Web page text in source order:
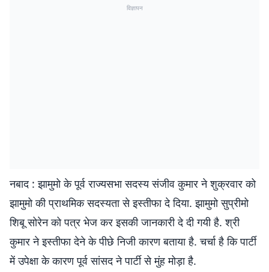
विज्ञापन
नबाद : झामुमो के पूर्व राज्यसभा सदस्य संजीव कुमार ने शुक्रवार को
झामुमो की प्राथमिक सदस्यता से इस्तीफा दे दिया. झामुमो सुप्रीमो
शिबू सोरेन को पत्र भेज कर इसकी जानकारी दे दी गयी है. श्री
कुमार ने इस्तीफा देने के पीछे निजी कारण बताया है. चर्चा है कि पार्टी
में उपेक्षा के कारण पूर्व सांसद ने पार्टी से मुंह मोड़ा है.